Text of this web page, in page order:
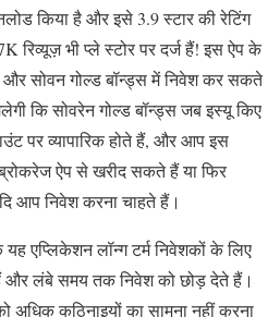
किया है और इसे 3.9 स्टार की रेटिंग
रिव्यूज़ भी प्ले स्टोर पर दर्ज हैं! इस ऐप के
सोवन गोल्ड बॉन्ड्स में निवेश कर सकते
कि सोवरेन गोल्ड बॉन्ड्स जब इस्यू किए
पर व्यापारिक होते हैं, और आप इस
ऐप से खरीद सकते हैं या फिर
आप निवेश करना चाहते हैं।
यह एप्लिकेशन लॉन्ग टर्म निवेशकों के लिए
और लंबे समय तक निवेश को छोड़ देते हैं।
कठिनाइयों का सामना नहीं करना